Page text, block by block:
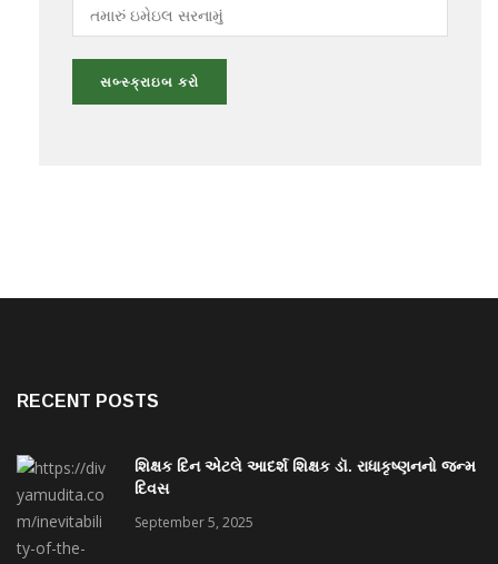
RECENT POSTS
શિક્ષક દિન એટલે આદર્શ શિક્ષક ડૉ. રાધાકૃષ્ણનનો જન્મ
દિવસ
September 5, 2025